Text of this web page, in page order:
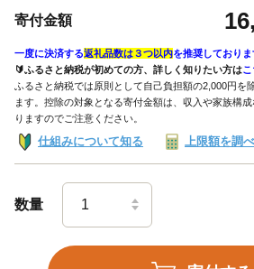
寄付金額
一度に決済する返礼品数は３つ以内を推奨しておりま
🔰ふるさと納税が初めての方、詳しく知りたい方はこ
ふるさと納税では原則として自己負担額の2,000円を
ます。控除の対象となる寄付金額は、収入や家族構
りますのでご注意ください。
仕組みについて知る 上限額を調
数量